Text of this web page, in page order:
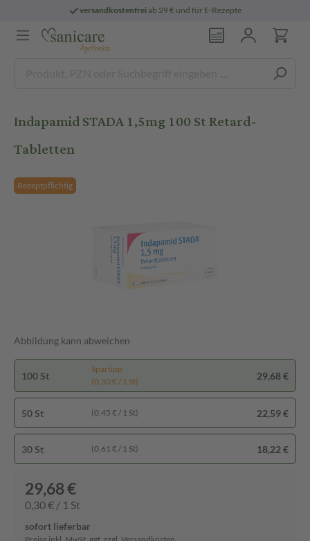
versandkostenfreiab 29 € und für E-Rezepte
Indapamid STADA 1,5mg 100 St Retard-
Tabletten
Rezeptpflichtig
Abbildung kann abweichen
100 St
Spartipp
(0,30 € / 1 St)
29,68 €
50 St (0,45 € / 1 St) 22,59 €
30 St (0,61 € / 1 St) 18,22 €
29,68 €
0,30 € / 1 St
sofort lieferbar